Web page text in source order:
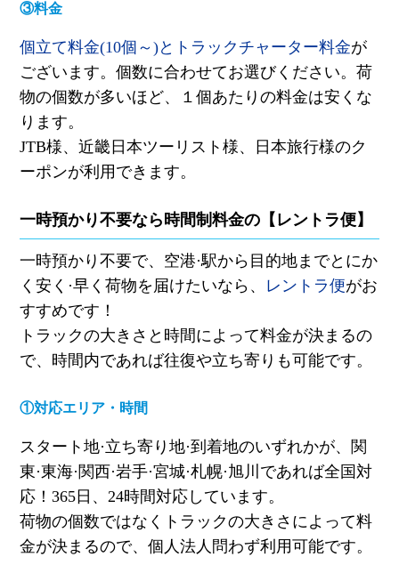
③料金
個立て料金(10個 ～ )とトラックチャーター料金が
ございます。個数に合わせてお選びください。荷
物の個数が多いほど、１個あたりの料金は安くな
ります。
JTB様、近畿日本ツーリスト様、日本旅行様のク
ーポンが利用できます。
一時預かり不要なら時間制料金の【レントラ便】
一時預かり不要で、空港·駅から目的地までとにか
く安く·早く荷物を届けたいなら、
レントラ便がお
すすめです！
トラックの大きさと時間によって料金が決まるの
で、時間内であれば往復や立ち寄りも可能です。
①対応エリア・時間
スタート地·立ち寄り地·到着地のいずれかが、関
東·東海·関西·岩手·宮城·札幌·旭川であれば全国対
応！ 365日、 24時間対応しています。
荷物の個数ではなくトラックの大きさによって料
金が決まるので、個人法人問わず利用可能です。